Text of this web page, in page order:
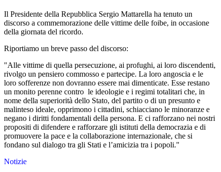
Il Presidente della Repubblica Sergio Mattarella ha tenuto un
discorso a commemorazione delle vittime delle foibe, in occasione
della giornata del ricordo.
Riportiamo un breve passo del discorso:
"Alle vittime di quella persecuzione, ai profughi, ai loro discendenti,
rivolgo un pensiero commosso e partecipe. La loro angoscia e le
loro sofferenze non dovranno essere mai dimenticate. Esse restano
un monito perenne contro le ideologie e i regimi totalitari che, in
nome della superiorità dello Stato, del partito o di un presunto e
malinteso ideale, opprimono i cittadini, schiacciano le minoranze e
negano i diritti fondamentali della persona. E ci rafforzano nei nostri
propositi di difendere e rafforzare gli istituti della democrazia e di
promuovere la pace e la collaborazione internazionale, che si
fondano sul dialogo tra gli Stati e l’amicizia tra i popoli."
Notizie